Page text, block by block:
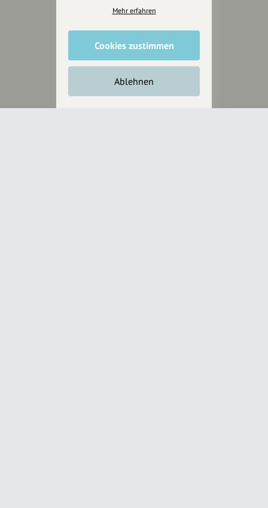
Unterstütze
unsere Plattform
uns für unsere Region und
für alle, die uns besuchen
Mehr erfahren
Cookies zustimmen
Ablehnen